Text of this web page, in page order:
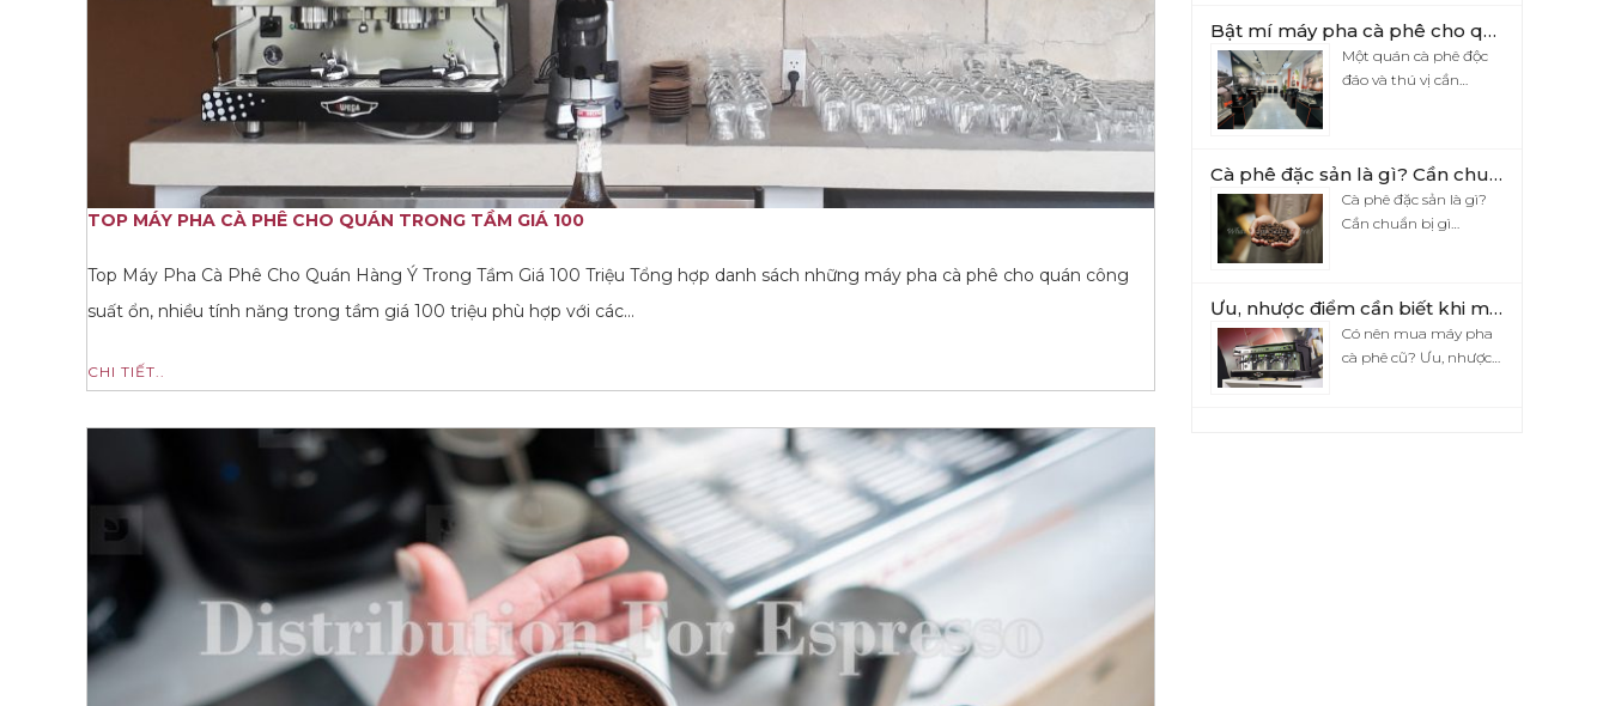
TOP MÁY PHA CÀ PHÊ CHO QUÁN TRONG TẦM GIÁ 100
Top Máy Pha Cà Phê Cho Quán Hàng Ý Trong Tầm Giá 100 Triệu Tổng hợp danh sách những máy pha cà phê cho quán công
suất ổn, nhiều tính năng trong tầm giá 100 triệu phù hợp với các…
CHI TIẾT..
Bật mí máy pha cà phê cho quán được tin yêu nhất hiện nay
Một quán cà phê độc
đáo và thú vị cần…
Cà phê đặc sản là gì? Cần chuẩn bị gì khi mở quán cà phê đặc sản?
Cà phê đặc sản là gì?
Cần chuẩn bị gì…
Ưu, nhược điểm cần biết khi mua máy pha cà phê cũ
Có nên mua máy pha
cà phê cũ? Ưu, nhược…